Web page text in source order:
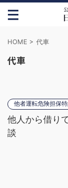
HOME > 代車
代車
他者運転危険担保
他人から借り
談